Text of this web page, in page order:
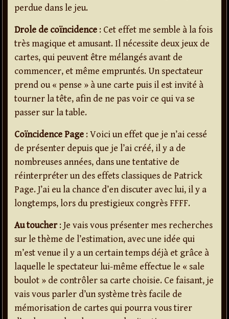
perdue dans le jeu.
Drole de coïncidence : Cet effet me semble à la fois
très magique et amusant. Il nécessite deux jeux de
cartes, qui peuvent être mélangés avant de
commencer, et même empruntés. Un spectateur
prend ou « pense » à une carte puis il est invité à
tourner la tête, afin de ne pas voir ce qui va se
passer sur la table.
Coïncidence Page : Voici un effet que je n’ai cessé
de présenter depuis que je l’ai créé, il y a de
nombreuses années, dans une tentative de
réinterpréter un des effets classiques de Patrick
Page. J’ai eu la chance d’en discuter avec lui, il y a
longtemps, lors du prestigieux congrès FFFF.
Au toucher: Je vais vous présenter mes recherches
sur le thème de l’estimation, avec une idée qui
m’est venue il y a un certain temps déjà et grâce à
laquelle le spectateur lui-même effectue le « sale
boulot » de contrôler sa carte choisie. Ce faisant, je
vais vous parler d’un système très facile de
mémorisation de cartes qui pourra vous tirer